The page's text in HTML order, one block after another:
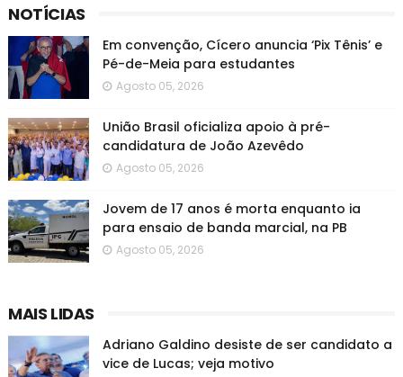
NOTÍCIAS
Em convenção, Cícero anuncia ‘Pix Tênis’ e
Pé-de-Meia para estudantes
Agosto 05, 2026
União Brasil oficializa apoio à pré-
candidatura de João Azevêdo
Agosto 05, 2026
Jovem de 17 anos é morta enquanto ia
para ensaio de banda marcial, na PB
Agosto 05, 2026
MAIS LIDAS
Adriano Galdino desiste de ser candidato a
vice de Lucas; veja motivo